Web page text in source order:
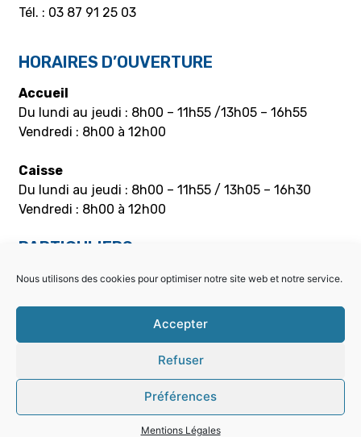
Nous utilisons des cookies pour optimiser notre site web et notre service.
Accepter
Refuser
Préférences
Mentions Légales
Tél. : 03 87 91 25 03
HORAIRES D’OUVERTURE
Accueil
Du lundi au jeudi : 8h00 – 11h55 /13h05 – 16h55
Vendredi : 8h00 à 12h00
Caisse
Du lundi au jeudi : 8h00 – 11h55 / 13h05 – 16h30
Vendredi : 8h00 à 12h00
PARTICULIERS
Choisir la bonne offre
Mon contrat – Particuliers
Souscription / résiliation
Demande de raccordement aux réseaux Gaz/Elec
ou branchement provisoire